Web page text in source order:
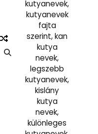
kutyanevek,
kutyanevek
fajta
szerint, kan
kutya
nevek,
legszebb
kutyanevek,
kislány
kutya
nevek,
különleges